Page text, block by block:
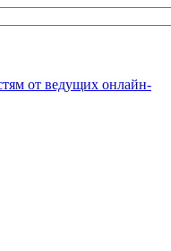
от ведущих онлайн-